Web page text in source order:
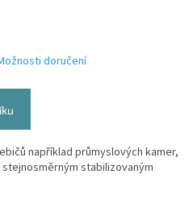
doručení
například průmyslových kamer,
stabilizovaným